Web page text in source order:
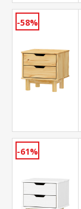
-58%
-61%